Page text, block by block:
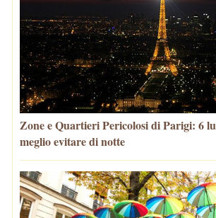
Zone e Quartieri Pericolosi di Parigi: 6
meglio evitare di notte